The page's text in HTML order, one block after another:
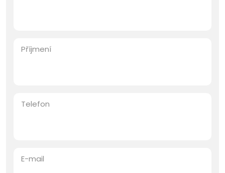
Příjmení
Telefon
E-mail